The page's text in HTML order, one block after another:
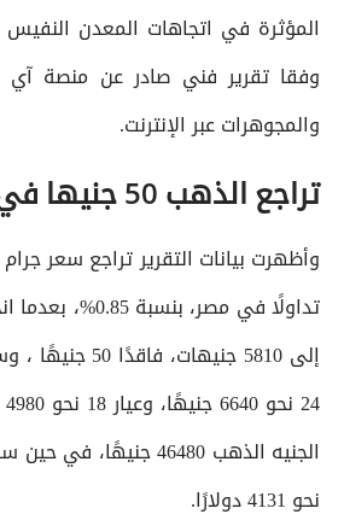
المؤثرة في اتجاهات المعدن النفيس
وفقا تقرير فني صادر عن منصة آي
والمجوهرات عبر الإنترنت.
تراجع الذهب 50 جنيها في مصر
إلى 5810
الجنيه الذهب 46480
نحو 4131 دولارًا.